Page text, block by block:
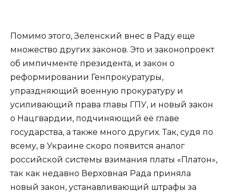
Помимо этого, Зеленский внес в Раду еще
множество других законов. Это и законопроект
об импичменте президента, и закон о
реформировании Генпрокуратуры,
упраздняющий военную прокуратуру и
усиливающий права главы ГПУ, и новый закон
о Нацгвардии, подчиняющий её главе
государства, а также много других. Так, судя по
всему, в Украине скоро появится аналог
российской системы взимания платы «Платон»,
так как недавно Верховная Рада приняла
новый закон, устанавливающий штрафы за